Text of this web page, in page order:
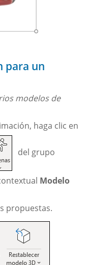
para un
modelos de
haga clic en
del grupo
Modelo
propuestas.